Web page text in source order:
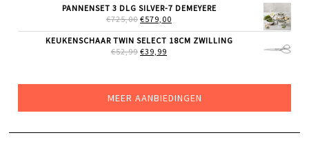
WAS:
€349,00.
IS:
PANNENSET 3 DLG SILVER-7 DEMEYERE
€725,00 OORSPRONKELIJKE
WAS:
€725,00.
€579,00
IS:
KEUKENSCHAAR TWIN SELECT 18CM ZWILLING
€52,99 OORSPRONKELIJKE
€39,99
MEER AANBIEDINGEN